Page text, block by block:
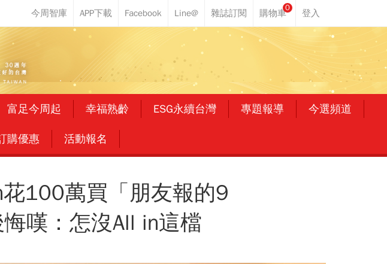
0
富足今周起 幸福熟齡 ESG永續台灣 專題報導 今選頻道
購優惠 活動報名
100萬買「朋友報的9
嘆：怎沒All in這檔